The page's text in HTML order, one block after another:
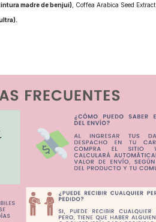
madre de benjuí), Coffea Arabica Seed Extract